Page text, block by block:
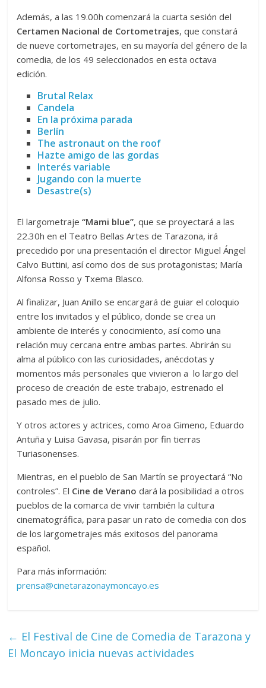
Además, a las 19.00h comenzará la cuarta sesión del
Certamen Nacional de Cortometrajes, que constará
de nueve cortometrajes, en su mayoría del género de la
comedia, de los 49 seleccionados en esta octava
edición.
Brutal Relax
Candela
En la próxima parada
Berlín
The astronaut on the roof
Hazte amigo de las gordas
Interés variable
Jugando con la muerte
Desastre(s)
​El largometraje“Mami blue”, que se proyectará a las
22.30h en el Teatro Bellas Artes de Tarazona, irá
precedido por una presentación el director Miguel Ángel
Calvo Buttini, así como dos de sus protagonistas; María
Alfonsa Rosso y Txema Blasco.
Al finalizar, Juan Anillo se encargará de guiar el coloquio
entre los invitados y el público, donde se crea un
ambiente de interés y conocimiento, así como una
relación muy cercana entre ambas partes. Abrirán su
alma al público con las curiosidades, anécdotas y
momentos más personales que vivieron a lo largo del
proceso de creación de este trabajo, estrenado el
pasado mes de julio.
Y otros actores y actrices, como Aroa Gimeno, Eduardo
Antuña y Luisa Gavasa, pisarán por fin tierras
Turiasonenses.
Mientras, en el pueblo de San Martín se proyectará “No
controles”. El Cine de Verano dará la posibilidad a otros
pueblos de la comarca de vivir también la cultura
cinematográfica, para pasar un rato de comedia con dos
de los largometrajes más exitosos del panorama
español.
Para más información:
prensa@cinetarazonaymoncayo.es
← El Festival de Cine de Comedia de Tarazona y
El Moncayo inicia nuevas actividades